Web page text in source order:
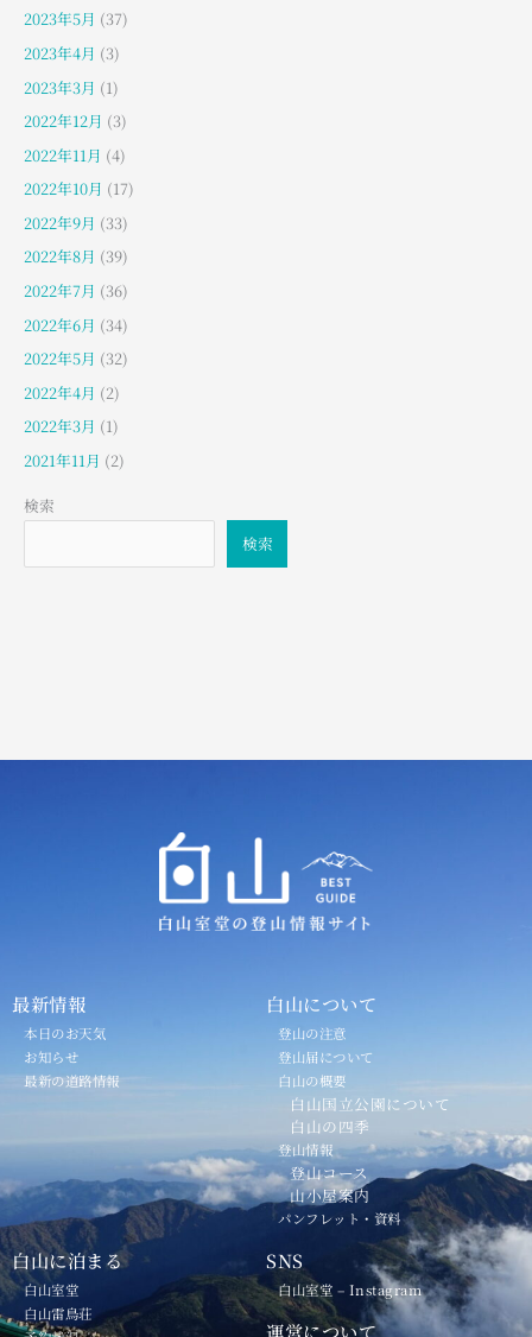
2023年5月 (37)
2023年4月 (3)
2023年3月 (1)
2022年12月 (3)
2022年11月 (4)
2022年10月 (17)
2022年9月 (33)
2022年8月 (39)
2022年7月 (36)
2022年6月 (34)
2022年5月 (32)
2022年4月 (2)
2022年3月 (1)
2021年11月 (2)
検索
検索
最新情報
本日のお天気
お知らせ
最新の道路情報
白山について
登山の注意
登山届について
白山の概要
白山国立公園について
白山の四季
登山情報
登山コース
山小屋案内
パンフレット・資料
白山に泊まる
白山室堂
白山雷鳥荘
SNS
白山室堂 – Instagram
運営について